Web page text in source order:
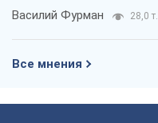
Василий Фурман 28,0 т.
Все мнения